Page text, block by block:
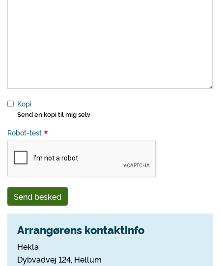
Kopi
Send en kopi til mig selv
Robot-test
Send besked
Arrangørens kontaktinfo
Hekla
Dybvadvej 124, Hellum